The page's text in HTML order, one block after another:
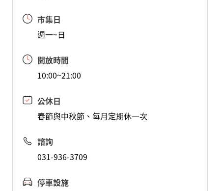
市集日
週一~日
開放時間
10:00~21:00
公休日
春節與中秋節、每月定期休一次
諮詢
031-936-3709
停車設施